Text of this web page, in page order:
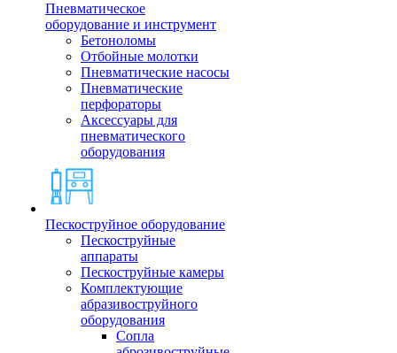
Пневматическое
оборудование и инструмент
Бетоноломы
Отбойные молотки
Пневматические насосы
Пневматические
перфораторы
Аксессуары для
пневматического
оборудования
Пескоструйное оборудование
Пескоструйные
аппараты
Пескоструйные камеры
Комплектующие
абразивоструйного
оборудования
Сопла